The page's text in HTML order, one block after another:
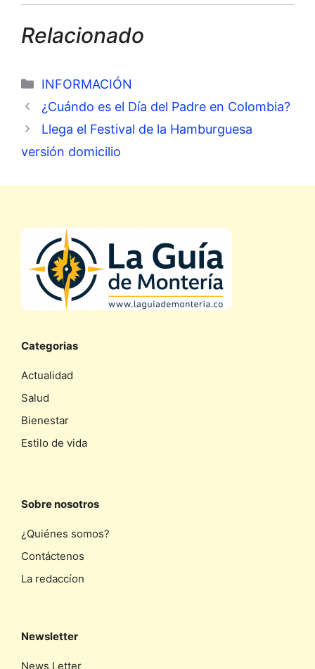
Relacionado
Categorías
INFORMACIÓN
¿Cuándo es el Día del Padre en Colombia?
Llega el Festival de la Hamburguesa
versión domicilio
Categorias
Actualidad
Salud
Bienestar
Estilo de vida
Sobre nosotros
¿Quiénes somos?
Contáctenos
La redaccíon
Newsletter
News Letter